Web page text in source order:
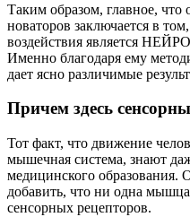
Таким образом, главное, что
новаторов заключается в
воздействия является
Именно благодаря ему
дает ясно различимые
Причем здесь
Тот факт, что движение
мышечная система, знают
медицинского образования.
добавить, что ни одна мышца
сенсорных рецепторов.